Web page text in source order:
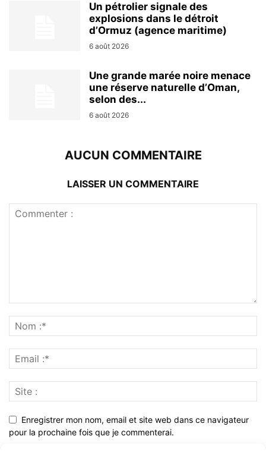
Un pétrolier signale des
explosions dans le détroit
d’Ormuz (agence maritime)
6 août 2026
Une grande marée noire menace
une réserve naturelle d’Oman,
selon des...
6 août 2026
AUCUN COMMENTAIRE
LAISSER UN COMMENTAIRE
Enregistrer mon nom, email et site web dans ce navigateur
pour la prochaine fois que je commenterai.